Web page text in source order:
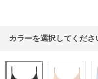
カラーを選択してくださ